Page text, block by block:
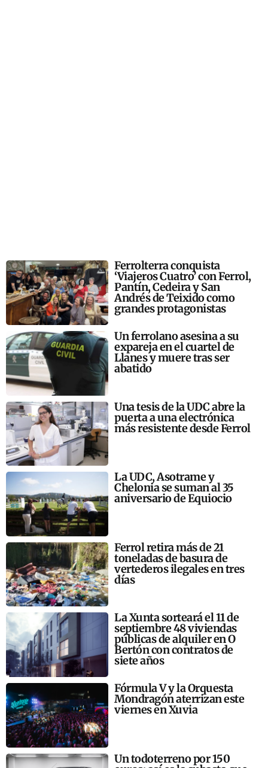
Ferrolterra conquista
‘Viajeros Cuatro’ con Ferrol,
Pantín, Cedeira y San
Andrés de Teixido como
grandes protagonistas
Un ferrolano asesina a su
expareja en el cuartel de
Llanes y muere tras ser
abatido
Una tesis de la UDC abre la
puerta a una electrónica
más resistente desde Ferrol
La UDC, Asotrame y
Chelonia se suman al 35
aniversario de Equiocio
Ferrol retira más de 21
toneladas de basura de
vertederos ilegales en tres
días
La Xunta sorteará el 11 de
septiembre 48 viviendas
públicas de alquiler en O
Bertón con contratos de
siete años
Fórmula V y la Orquesta
Mondragón aterrizan este
viernes en Xuvia
Un todoterreno por 150